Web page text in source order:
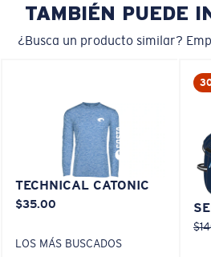
TAMBIÉN PUEDE
¿Busca un producto similar?
TECHNICAL CATONIC
$35.00
LOS MÁS BUSCADOS